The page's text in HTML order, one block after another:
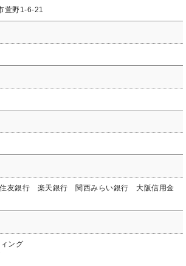
萱野1-6-21
友銀行 楽天銀行 関西みらい銀行 大阪信用金
ング